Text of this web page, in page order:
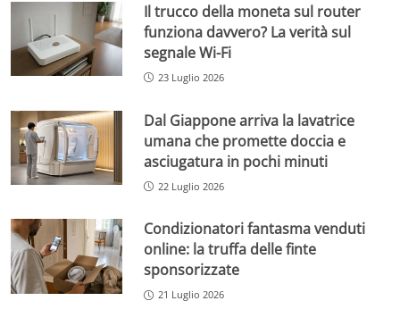
Il trucco della moneta sul router
funziona davvero? La verità sul
segnale Wi-Fi
23 Luglio 2026
Dal Giappone arriva la lavatrice
umana che promette doccia e
asciugatura in pochi minuti
22 Luglio 2026
Condizionatori fantasma venduti
online: la truffa delle finte
sponsorizzate
21 Luglio 2026